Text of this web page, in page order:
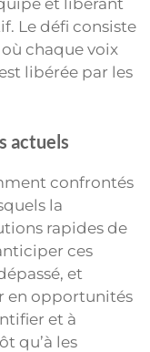
et libérant
Le défi consiste
chaque voix
libérée par les
actuels
confrontés
la
rapides de
ces
et
en opportunités
et à
qu’à les